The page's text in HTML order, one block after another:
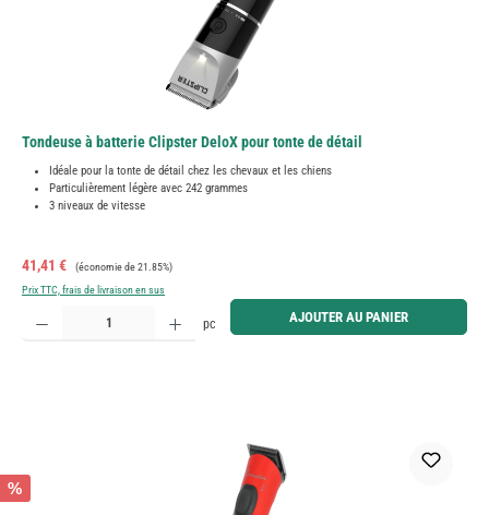
Tondeuse à batterie Clipster DeloX pour tonte de détail
Idéale pour la tonte de détail chez les chevaux et les chiens
Particulièrement légère avec 242 grammes
3 niveaux de vitesse
Prix de vente :
41,41 € Prix régulier :
(économie de 21.85%)
Prix TTC, frais de livraison en sus
Quantité de produit : Entrez la quantité souhaitée ou utilisez les boutons pour augmenter ou
pc AJOUTER AU PANIER
%